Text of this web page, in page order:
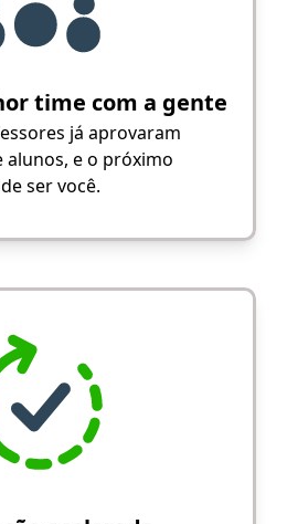
time com a gente
já aprovaram
alunos, e o próximo
ser você.